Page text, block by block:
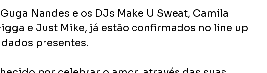
Nandes e os DJs Make U Sweat, Camila
e Just Mike, já estão confirmados no line up
presentes.